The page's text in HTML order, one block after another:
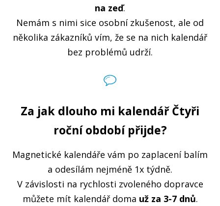
na zeď.
Nemám s nimi sice osobní zkušenost, ale od
několika zákazníků vím, že se na nich kalendář
bez problémů udrží.
Za jak dlouho mi kalendář Čtyři
roční období přijde?
Magnetické kalendáře vám po zaplacení balím
a odesílám nejméně 1x týdně.
V závislosti na rychlosti zvoleného dopravce
můžete mít kalendář doma už za 3-7 dnů.